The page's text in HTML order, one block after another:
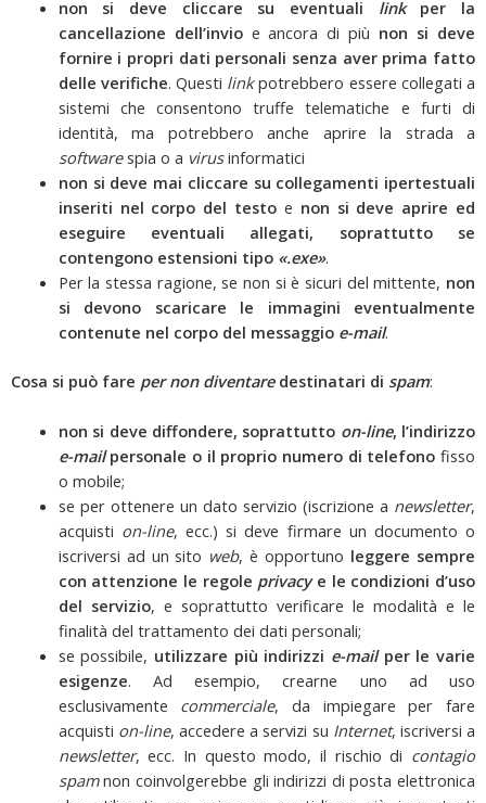
non si deve cliccare su eventuali linkper la
cancellazione dell’invioe ancora di più non si deve
fornire i propri dati personali senza aver prima fatto
delle verifiche. Questi linkpotrebbero essere collegati a
sistemi che consentono truffe telematiche e furti di
identità, ma potrebbero anche aprire la strada a
softwarespia o a virusinformatici
non si deve mai cliccare su collegamenti ipertestuali
inseriti nel corpo del testo e non si deve aprire ed
eseguire eventuali allegati, soprattutto se
contengono estensioni tipo«.exe».
Per la stessa ragione, se non si è sicuri del mittente, non
si devono scaricare le immagini eventualmente
contenute nel corpo del messaggio e-mail.
Cosa si può fare per non diventare destinatari di spam:
non si deve diffondere, soprattutto on-line, l’indirizzo
e-mailpersonale o il proprio numero di telefono fisso
o mobile;
se per ottenere un dato servizio (iscrizione a newsletter,
acquisti on-line, ecc.) si deve firmare un documento o
iscriversi ad un sito web, è opportuno leggere sempre
con attenzione le regole privacye le condizioni d’uso
del servizio, e soprattutto verificare le modalità e le
finalità del trattamento dei dati personali;
se possibile, utilizzare più indirizzi e-mailper le varie
esigenze. Ad esempio, crearne uno ad uso
esclusivamente commerciale, da impiegare per fare
acquisti on-line, accedere a servizi su Internet, iscriversi a
newsletter, ecc. In questo modo, il rischio di contagio
spamnon coinvolgerebbe gli indirizzi di posta elettronica